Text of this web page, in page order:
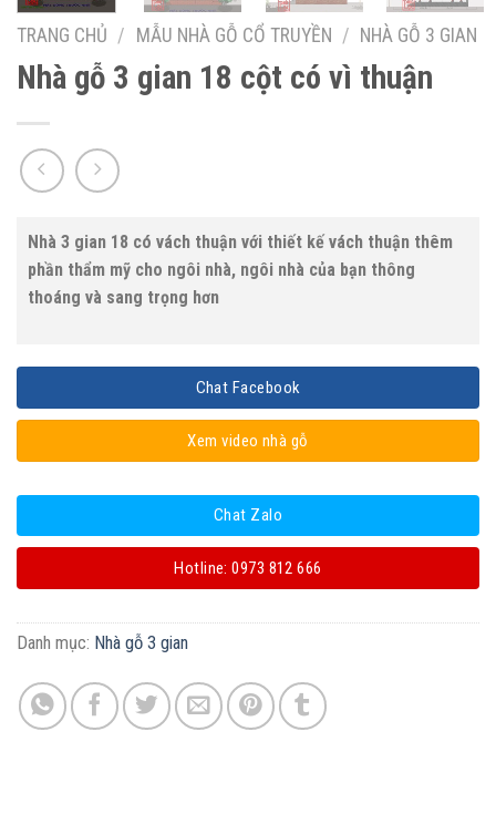
TRANG CHỦ / MẪU NHÀ GỖ CỔ TRUYỀN / NHÀ GỖ 3 GIAN
Nhà gỗ 3 gian 18 cột có vì thuận
Nhà 3 gian 18 có vách thuận với thiết kế vách thuận thêm
phần thẩm mỹ cho ngôi nhà, ngôi nhà của bạn thông
thoáng và sang trọng hơn
Chat Facebook
Xem video nhà gỗ
Chat Zalo
Hotline: 0973 812 666
Danh mục: Nhà gỗ 3 gian